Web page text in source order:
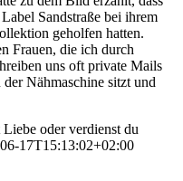
Sandstraße bei ihrem
geholfen hatten.
Frauen, die ich durch
uns oft private Mails
Nähmaschine sitzt und
oder verdienst du
17T15:13:02+02:00